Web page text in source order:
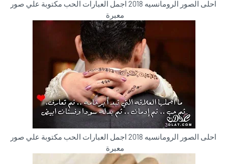
احلى الصور الرومانسيه 2018 اجمل العبارات الحب مكتوبة علي صور
معبرة
احلى الصور الرومانسيه 2018 اجمل العبارات الحب مكتوبة علي صور
معبرة